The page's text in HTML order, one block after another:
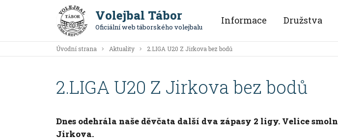
Volejbal Tábor
Oficiální web táborského volejbalu
Informace Družstva
Úvodní strana Aktuality 2.LIGA U20 Z Jirkova bez bodů
2.LIGA U20 Z Jirkova bez bodů
Dnes odehrála naše děvčata další dva zápasy 2 ligy. Velice
Jirkova.